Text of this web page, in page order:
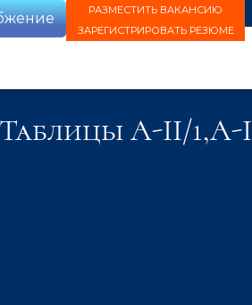
РАЗМЕСТИТЬ ВАКАНСИЮ
ЗАРЕГИСТРИРОВАТЬ РЕЗЮМЕ
A-II/